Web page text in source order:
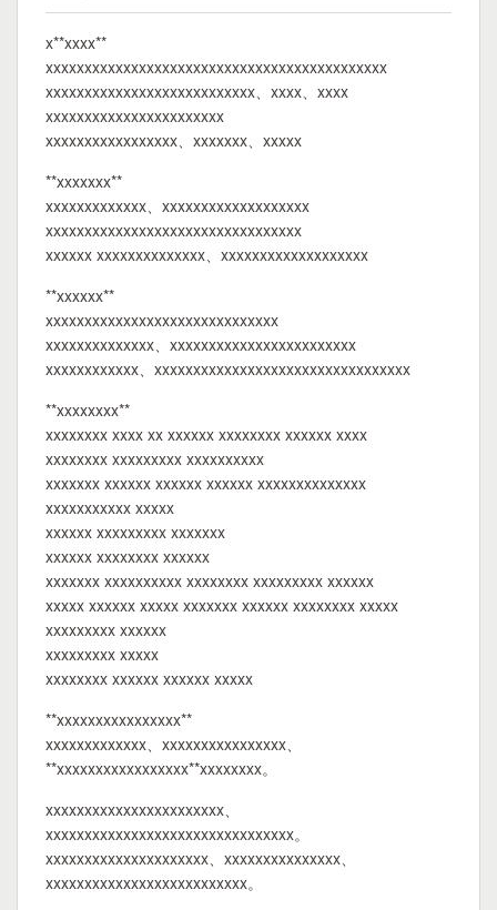
x**xxxx**
xxxxxxxxxxxxxxxxxxxxxxxxxxxxxxxxxxxxxxxxxxxx
xxxxxxxxxxxxxxxxxxxxxxxxxxx、xxxx、xxxx
xxxxxxxxxxxxxxxxxxxxxxx
xxxxxxxxxxxxxxxxx、xxxxxxx、xxxxx
**xxxxxxx**
xxxxxxxxxxxxx、xxxxxxxxxxxxxxxxxxx
xxxxxxxxxxxxxxxxxxxxxxxxxxxxxxxxx
xxxxxx xxxxxxxxxxxxxx、xxxxxxxxxxxxxxxxxxx
**xxxxxx**
xxxxxxxxxxxxxxxxxxxxxxxxxxxxxx
xxxxxxxxxxxxxx、xxxxxxxxxxxxxxxxxxxxxxxx
xxxxxxxxxxxx、xxxxxxxxxxxxxxxxxxxxxxxxxxxxxxxxx
**xxxxxxxx**
xxxxxxxx xxxx xx xxxxxx xxxxxxxx xxxxxx xxxx
xxxxxxxx xxxxxxxxx xxxxxxxxxx
xxxxxxx xxxxxx xxxxxx xxxxxx xxxxxxxxxxxxxx
xxxxxxxxxxx xxxxx
xxxxxx xxxxxxxxx xxxxxxx
xxxxxx xxxxxxxx xxxxxx
xxxxxxx xxxxxxxxxx xxxxxxxx xxxxxxxxx xxxxxx
xxxxx xxxxxx xxxxx xxxxxxx xxxxxx xxxxxxxx xxxxx
xxxxxxxxx xxxxxx
xxxxxxxxx xxxxx
xxxxxxxx xxxxxx xxxxxx xxxxx
**xxxxxxxxxxxxxxxx**
xxxxxxxxxxxxx、xxxxxxxxxxxxxxxx、
**xxxxxxxxxxxxxxxxx**xxxxxxxx。
xxxxxxxxxxxxxxxxxxxxxxx、
xxxxxxxxxxxxxxxxxxxxxxxxxxxxxxxx。
xxxxxxxxxxxxxxxxxxxxx、xxxxxxxxxxxxxxx、
xxxxxxxxxxxxxxxxxxxxxxxxxx。